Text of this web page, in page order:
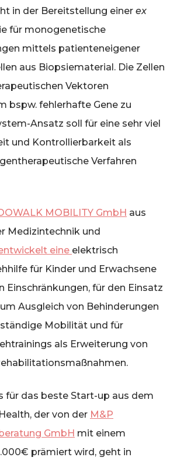
in der Bereitstellung einer ex
für monogenetische
mittels patienteneigener
aus Biopsiematerial. Die Zellen
Vektoren
bspw. fehlerhafte Gene zu
Ansatz soll für eine sehr viel
und Kontrollierbarkeit als
Verfahren
MOBILITY GmbH aus
Medizintechnik und
eine elektrisch
für Kinder und Erwachsene
Einschränkungen, für den Einsatz
Ausgleich von Behinderungen
Mobilität und für
als Erweiterung von
für das beste Start-up aus dem
der von der M&P
GmbH mit einem
prämiert wird, geht in